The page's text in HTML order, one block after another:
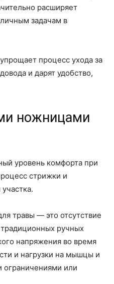
расширяет
задачам в
процесс ухода за
и дарят удобство,
ножницами
уровень комфорта при
стрижки и
травы — это отсутствие
традиционных ручных
напряжения во время
и нагрузки на мышцы и
ограничениями или